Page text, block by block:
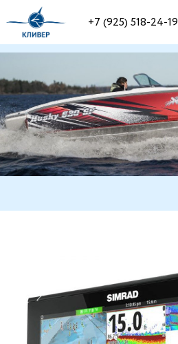
+7 (925) 518-24-19